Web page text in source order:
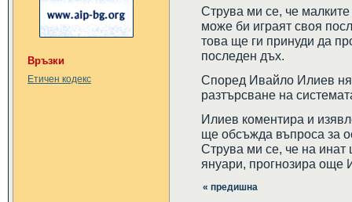
Връзки
Етичен кодекс
Струва ми се, че
може би играят своя
това ще ги принуди да
последен дъх.
Според Ивайло Илиев
разтърсване на
Илиев коментира и
ще обсъжда въпроса за
Струва ми се, че на инат
януари, прогнозира още
« предишна